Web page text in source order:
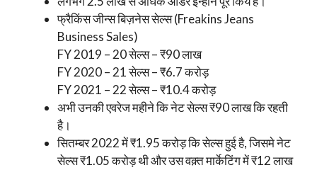
फ्रैकिंस जीन्स बिज़नेस सेल्स (Freakins Jeans
Business Sales)
FY 2019 – 20 सेल्स – ₹90 लाख
FY 2020 – 21 सेल्स – ₹6.7 करोड़
FY 2021 – 22 सेल्स – ₹10.4 करोड़
अभी उनकी एवरेज महीने कि नेट सेल्स ₹90 लाख कि रहती
है।
सितम्बर 2022 में ₹1.95 करोड़ कि सेल्स हुई है, जिसमे नेट
सेल्स ₹1.05 करोड़ थी और उस वक़्त मार्केटिंग में ₹12 लाख